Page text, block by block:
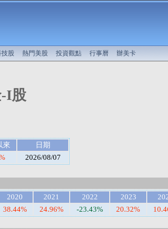
股 熱門美股 投資觀點 行事曆 辦美卡
I股
來
日期
2026/08/07
2020 2021 2022 2023
38.44% 24.96% -23.43% 20.32%